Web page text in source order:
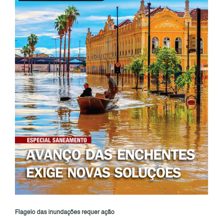
Flagelo das inundações requer ação